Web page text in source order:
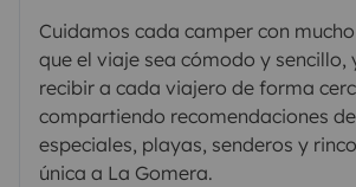
Cuidamos cada camper con
que el viaje sea cómodo y sencillo,
recibir a cada viajero de forma
compartiendo recomendaciones
especiales, playas, senderos y
única a La Gomera.